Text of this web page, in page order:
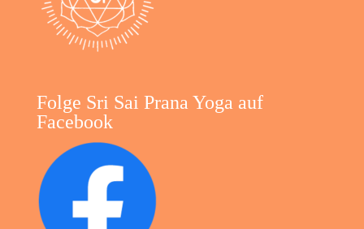
Folge Sri Sai Prana Yoga auf
Facebook